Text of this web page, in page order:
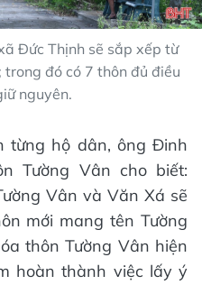
Đức Thịnh sẽ sắp xếp từ
đó có 7 thôn đủ điều
nguyên.
từng hộ dân, ông Đinh
Tường Vân cho biết:
Vân và Văn Xá sẽ
mới mang tên Tường
thôn Tường Vân hiện
hoàn thành việc lấy ý